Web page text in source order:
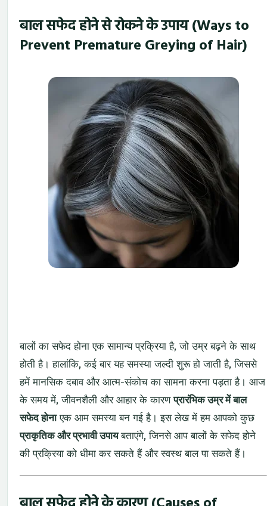
बाल सफेद होने से रोकने के उपाय (Ways to
Prevent Premature Greying of Hair)
बालों का सफेद होना एक सामान्य प्रक्रिया है, जो उम्र बढ़ने के साथ
होती है। हालांकि, कई बार यह समस्या जल्दी शुरू हो जाती है, जिससे
हमें मानसिक दबाव और आत्म-संकोच का सामना करना पड़ता है। आज
के समय में, जीवनशैली और आहार के कारणप्रारंभिक उम्र में बाल
सफेद होनाएक आम समस्या बन गई है। इस लेख में हम आपको कुछ
प्राकृतिक और प्रभावी उपायबताएंगे, जिनसे आप बालों के सफेद होने
की प्रक्रिया को धीमा कर सकते हैं और स्वस्थ बाल पा सकते हैं।